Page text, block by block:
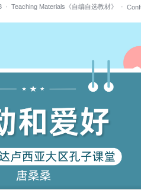
· Teaching Materials《自编自选教材》 ·